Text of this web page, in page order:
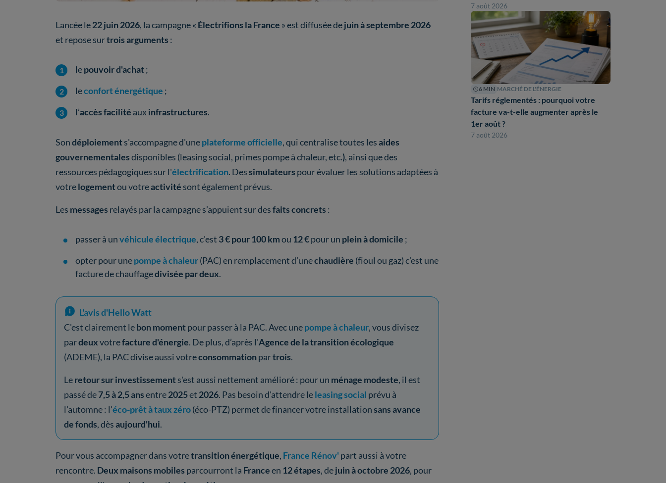
Lancée le22 juin 2026, la campagne « Électrifions la France » est diffusée dejuin à septembre 2026
et repose surtrois arguments :
lepouvoir d'achat;
leconfort énergétique ;
l’accèsfacilité auxinfrastructures.
Sondéploiements'accompagne d'uneplateforme officielle, qui centralise toutes lesaides
gouvernementalesdisponibles (leasing social, primes pompe à chaleur, etc.), ainsi que des
ressources pédagogiques sur l'électrification. Dessimulateurs pour évaluer les solutions adaptées à
votrelogementou votreactivité sont également prévus.
Les messages relayés par la campagne s’appuient sur desfaits concrets :
passer à unvéhicule électrique, c'est 3 € pour 100 kmou 12 €pour un plein à domicile ;
opter pour unepompe à chaleur(PAC) en remplacement d’unechaudière (fioul ou gaz) c’est une
facture de chauffagedivisée par deux.
L'avis d'Hello Watt
C'est clairement lebon momentpour passer à la PAC. Avec unepompe à chaleur, vous divisez
pardeuxvotrefacture d'énergie. De plus, d’après l'Agence de la transition écologique
(ADEME), la PAC divise aussi votreconsommationpartrois.
Leretour sur investissements'est aussi nettement amélioré : pour un ménage modeste, il est
passé de7,5 à 2,5 ansentre2025et2026. Pas besoin d'attendre leleasing social prévu à
l'automne : l'éco-prêt à taux zéro(éco-PTZ) permet de financer votre installationsans avance
de fonds, dèsaujourd'hui.
Pour vous accompagner dans votretransition énergétique, France Rénov' part aussi à votre
rencontre. Deux maisons mobiles parcourront la Franceen 12 étapes, dejuin à octobre 2026, pour
7 août 2026
6 MIN MARCHÉ DE L'ÉNERGIE
Tarifs réglementés : pourquoi votre
facture va-t-elle augmenter après le
1er août ?
7 août 2026